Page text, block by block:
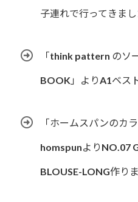
子連れで行ってきま
「think pattern のソ
BOOK」よりA1ベス
「ホームスパンのカ
homspunよりNO.07
BLOUSE-LONG作りま